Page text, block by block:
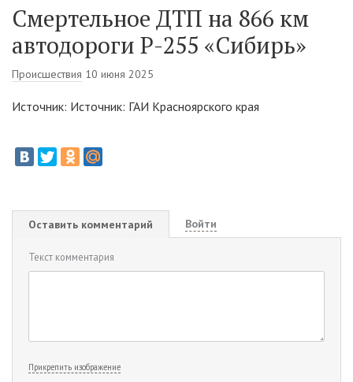
Смертельное ДТП на 866 км
автодороги Р-255 «Сибирь»
Происшествия 10 июня 2025
Источник: Источник: ГАИ Красноярского края
Оставить комментарий Войти
Текст комментария
Прикрепить изображение